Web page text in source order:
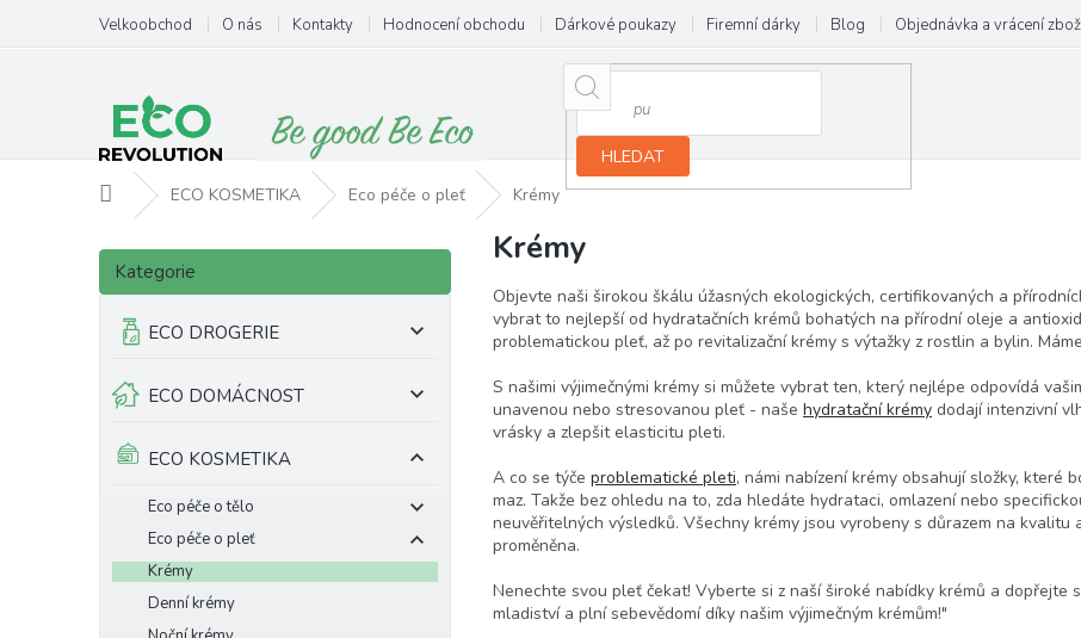
obsah
Velkoobchod O nás Kontakty Hodnocení obchodu Dárkové poukazy Firemní dárky Blog Objednávka a vrácení
HLEDAT
Domů ECO KOSMETIKA Eco péče o pleť Krémy
P
s
n
Přeskočit
kategorie
Kategorie
ECO DROGERIE
ECO DOMÁCNOST
ECO KOSMETIKA
Eco péče o tělo
Eco péče o pleť
Krémy
Denní krémy
Krémy
Objevte naši širokou škálu úžasných ekologických, certifikovaných a
vybrat to nejlepší od hydratačních krémů bohatých na přírodní oleje a
problematickou pleť, až po revitalizační krémy s výtažky z rostlin a bylin.
S našimi výjimečnými krémy si můžete vybrat ten, který nejlépe odpovídá
unavenou nebo stresovanou pleť - naše hydratační krémy dodají intenzivní
vrásky a zlepšit elasticitu pleti.
A co se týče problematické pleti, námi nabízení krémy obsahují složky, které
maz. Takže bez ohledu na to, zda hledáte hydrataci, omlazení nebo
neuvěřitelných výsledků. Všechny krémy jsou vyrobeny s důrazem na
proměněna.
Nenechte svou pleť čekat! Vyberte si z naší široké nabídky krémů a dopřejte
mladiství a plní sebevědomí díky našim výjimečným krémům!"